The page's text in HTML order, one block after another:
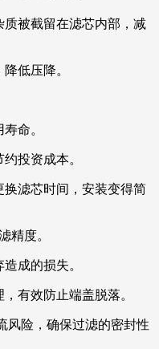
质被截留在滤芯内部，减
低压降。
命。
投资成本。
滤芯时间，安装变得简
精度。
成的损失。
有效防止端盖脱落。
风险，确保过滤的密封性